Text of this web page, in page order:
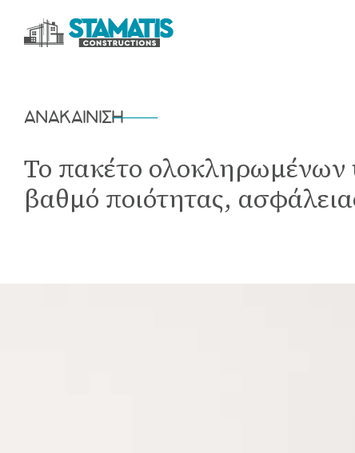
ΑΝΑΚΑΙΝΙΣΗ
Το πακέτο ολοκληρωμένων
βαθμό ποιότητας,